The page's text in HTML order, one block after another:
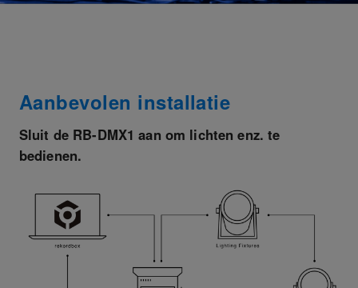
Aanbevolen installatie
Sluit de RB-DMX1 aan om lichten enz. te
bedienen.